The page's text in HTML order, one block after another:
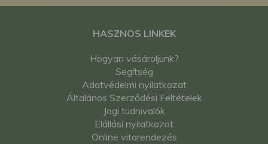
HASZNOS LINKEK
Hogyan vásároljunk?
Segítség
Adatvédelmi nyilatkozat
Általános Szerződési Feltételek
Jogi tudnivalók
Elállási nyilatkozat
Online vitarendezés